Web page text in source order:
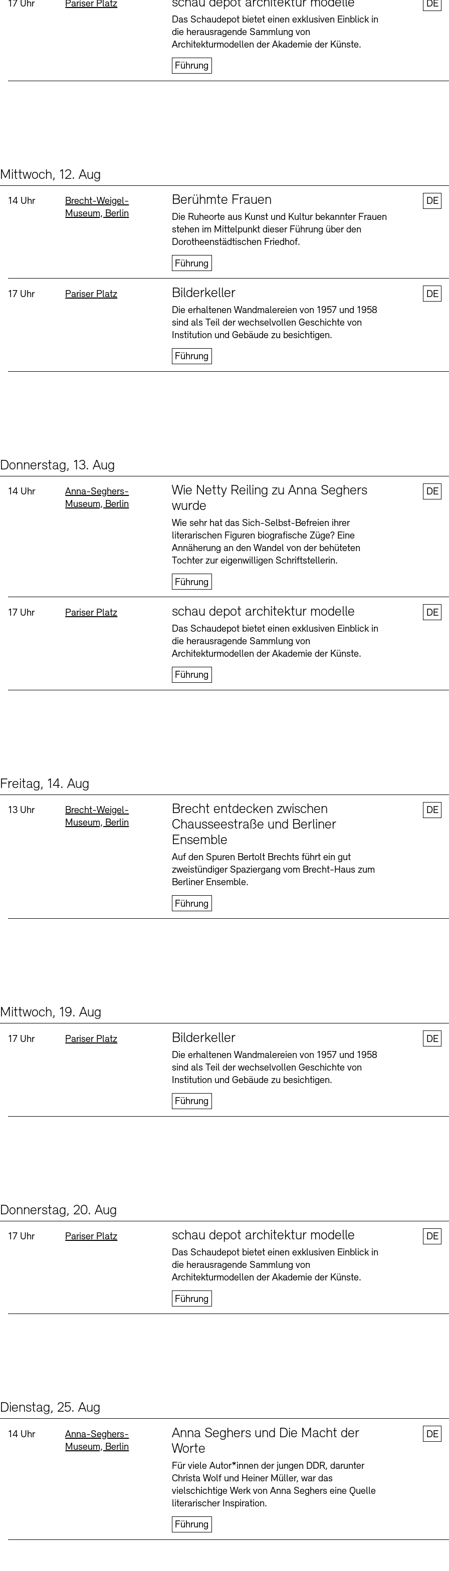
Vermittlungsprogramm
Uhrzeit:
17 Uhr Standort
Pariser Platz
Das Schaudepot bietet einen exklusiven Einblick in
die herausragende Sammlung von
Architekturmodellen der Akademie der Künste.
Führung
DE
Mittwoch, 12. Aug
Uhrzeit:
14 Uhr Standort
Brecht-Weigel-
Museum, Berlin
Berühmte Frauen
Die Ruheorte aus Kunst und Kultur bekannter Frauen
stehen im Mittelpunkt dieser Führung über den
Dorotheenstädtischen Friedhof.
Führung
DE
Uhrzeit:
17 Uhr Standort
Pariser Platz Bilderkeller
Die erhaltenen Wandmalereien von 1957 und 1958
sind als Teil der wechselvollen Geschichte von
Institution und Gebäude zu besichtigen.
Führung
DE
Donnerstag, 13. Aug
Uhrzeit:
14 Uhr Standort
Anna-Seghers-
Museum, Berlin
Wie Netty Reiling zu Anna Seghers
wurde
Wie sehr hat das Sich-Selbst-Befreien ihrer
literarischen Figuren biografische Züge? Eine
Annäherung an den Wandel von der behüteten
Tochter zur eigenwilligen Schriftstellerin.
Führung
DE
Uhrzeit:
17 Uhr Standort
Pariser Platz schau depot architektur modelle
Das Schaudepot bietet einen exklusiven Einblick in
die herausragende Sammlung von
Architekturmodellen der Akademie der Künste.
Führung
DE
Freitag, 14. Aug
Uhrzeit:
13 Uhr Standort
Brecht-Weigel-
Museum, Berlin
Brecht entdecken zwischen
Chausseestraße und Berliner
Ensemble
Auf den Spuren Bertolt Brechts führt ein gut
zweistündiger Spaziergang vom Brecht-Haus zum
Berliner Ensemble.
Führung
DE
Mittwoch, 19. Aug
Uhrzeit:
17 Uhr Standort
Pariser Platz Bilderkeller
Die erhaltenen Wandmalereien von 1957 und 1958
sind als Teil der wechselvollen Geschichte von
Institution und Gebäude zu besichtigen.
Führung
DE
Donnerstag, 20. Aug
Uhrzeit:
17 Uhr Standort
Pariser Platz schau depot architektur modelle
Das Schaudepot bietet einen exklusiven Einblick in
die herausragende Sammlung von
Architekturmodellen der Akademie der Künste.
Führung
DE
Dienstag, 25. Aug
Uhrzeit:
14 Uhr Standort
Anna-Seghers-
Museum, Berlin
Anna Seghers und Die Macht der
Worte
Für viele Autor*innen der jungen DDR, darunter
Christa Wolf und Heiner Müller, war das
vielschichtige Werk von Anna Seghers eine Quelle
literarischer Inspiration.
Führung
DE